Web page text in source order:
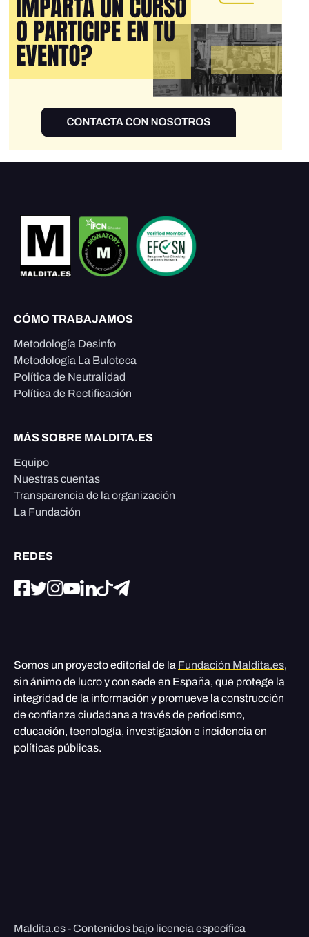
CÓMO TRABAJAMOS
Metodología Desinfo
Metodología La Buloteca
Política de Neutralidad
Política de Rectificación
MÁS SOBRE MALDITA.ES
Equipo
Nuestras cuentas
Transparencia de la organización
La Fundación
REDES
Somos un proyecto editorial de la Fundación Maldita.es,
sin ánimo de lucro y con sede en España, que protege la
integridad de la información y promueve la construcción
de confianza ciudadana a través de periodismo,
educación, tecnología, investigación e incidencia en
políticas públicas.
Maldita.es - Contenidos bajo licencia específica